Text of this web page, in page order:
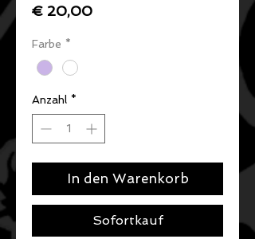
€ 20,00Preis
Farbe *
Anzahl *
In den Warenkorb
Sofortkauf